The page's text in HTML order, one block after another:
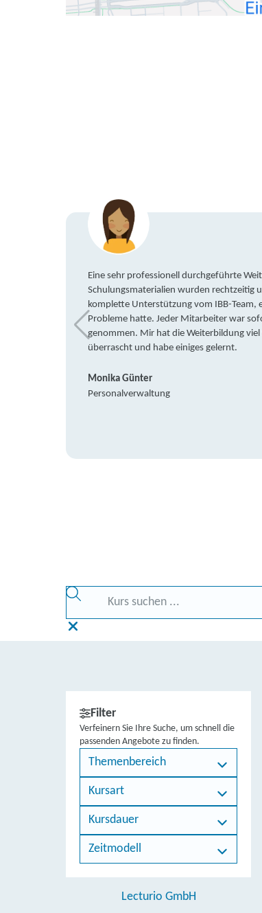
Eine sehr professionell durchgeführte
Schulungsmaterialien wurden rechtzeitig
komplette Unterstützung vom IBB-Team,
Probleme hatte. Jeder Mitarbeiter war
genommen. Mir hat die Weiterbildung
überrascht und habe einiges gelernt.
Monika Günter
Personalverwaltung
Filter
Verfeinern Sie Ihre Suche, um schnell die
passenden Angebote zu finden.
Themenbereich
Kursart
Kursdauer
Zeitmodell
Lecturio GmbH